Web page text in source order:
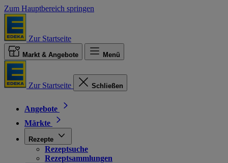
Zum Hauptbereich springen
Zur Startseite
Markt & Angebote Menü
Zur Startseite Schließen
Angebote
Märkte
Rezepte
Rezeptsuche
Rezeptsammlungen